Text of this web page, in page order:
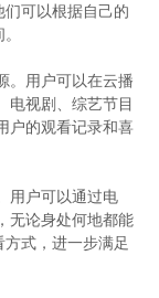
可以根据自己的
。用户可以在云播
电视剧、综艺节目
户的观看记录和喜
用户可以通过电
无论身处何地都能
式，进一步满足